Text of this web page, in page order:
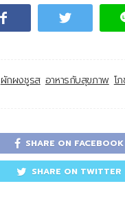
ผักผงชูรส อาหารกับสุขภาพ โ
SHARE ON FACEBOOK
SHARE ON TWITTER